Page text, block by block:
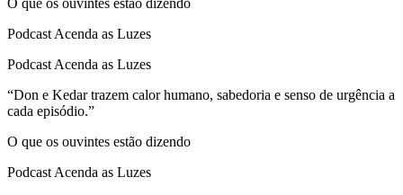
O que os ouvintes estão dizendo
Podcast Acenda as Luzes
Podcast Acenda as Luzes
“Don e Kedar trazem calor humano, sabedoria e senso de urgência a
cada episódio.”
O que os ouvintes estão dizendo
Podcast Acenda as Luzes